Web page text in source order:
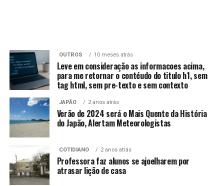
OUTROS 10 meses atrás
Leve em consideração as informacoes acima,
para me retornar o contéudo do titulo h1, sem
tag html, sem pre-texto e sem contexto
JAPÃO 2 anos atrás
Verão de 2024 será o Mais Quente da História
do Japão, Alertam Meteorologistas
COTIDIANO 2 anos atrás
Professora faz alunos se ajoelharem por
atrasar lição de casa